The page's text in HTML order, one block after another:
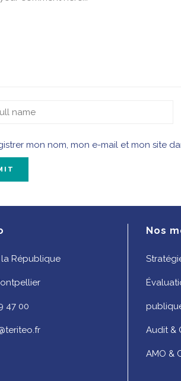
mon nom, mon e-mail et mon site
République
47 00
Nos
Audit &
AMO &